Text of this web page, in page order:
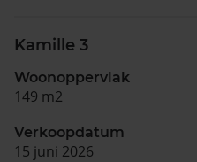
Kamille 3
Woonoppervlak
149 m2
Verkoopdatum
15 juni 2026